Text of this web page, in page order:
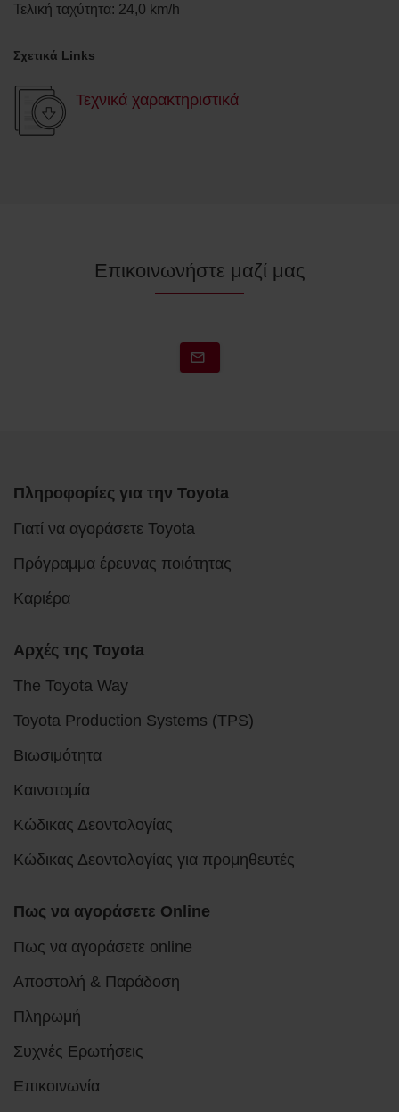
Τελική ταχύτητα: 24,0 km/h
Σχετικά Links
Τεχνικά χαρακτηριστικά
Επικοινωνήστε μαζί μας
Πληροφορίες για την Toyota
Γιατί να αγοράσετε Toyota
Πρόγραμμα έρευνας ποιότητας
Καριέρα
Αρχές της Toyota
The Toyota Way
Toyota Production Systems (TPS)
Βιωσιμότητα
Καινοτομία
Κώδικας Δεοντολογίας
Κώδικας Δεοντολογίας για προμηθευτές
Πως να αγοράσετε Online
Πως να αγοράσετε online
Αποστολή & Παράδοση
Πληρωμή
Συχνές Ερωτήσεις
Επικοινωνία